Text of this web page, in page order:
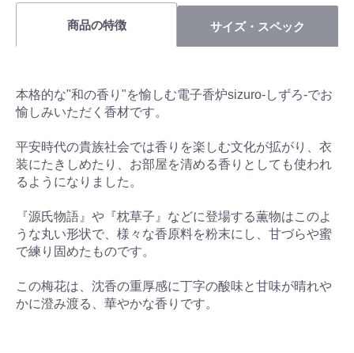
商品の特徴 サイズ・スペック
本格的な"和の香り"を愉しむ電子香炉sizuro-しずろ-でお
愉しみいただく香材です。
平安時代の貴族社会では香りを楽しむ文化が拡がり、衣
装にたきしめたり、お部屋を清める香りとしても使われ
るようになりました。
『源氏物語』や『枕草子』などに登場する薫物はこのよ
うな丸い形状で、様々な香原料を粉末にし、甘づらや蜜
で練り固めたものです。
この梅花は、沈香の重厚感に丁字の酸味と甘味が晴れや
かに澄み渡る、華やかな香りです。